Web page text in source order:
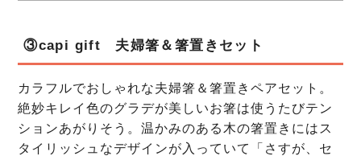
③capi gift 夫婦箸＆箸置きセット
カラフルでおしゃれな夫婦箸＆箸置きペアセット。
絶妙キレイ色のグラデが美しいお箸は使うたびテン
ションあがりそう。温かみのある木の箸置きにはス
タイリッシュなデザインが入っていて「さすが、セ